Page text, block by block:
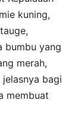
kuning,
bumbu yang
merah,
bagi
membuat